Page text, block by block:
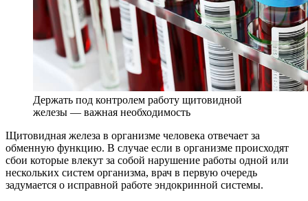
Держать под контролем работу щитовидной
железы — важная необходимость
Щитовидная железа в организме человека отвечает за
обменную функцию. В случае если в организме происходят
сбои которые влекут за собой нарушение работы одной или
нескольких систем организма, врач в первую очередь
задумается о исправной работе эндокринной системы.